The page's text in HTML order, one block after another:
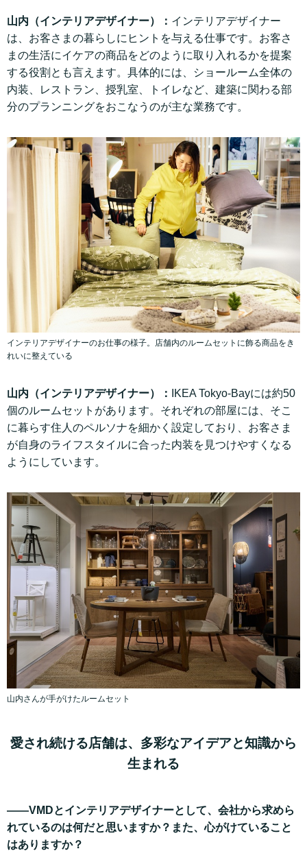
山内（インテリアデザイナー）： インテリアデザイナー
は、お客さまの暮らしにヒントを与える仕事です。お客さ
まの生活にイケアの商品をどのように取り入れるかを提案
する役割とも言えます。具体的には、ショールーム全体の
内装、レストラン、授乳室、トイレなど、建築に関わる部
分のプランニングをおこなうのが主な業務です。
インテリアデザイナーのお仕事の様子。店舗内のルームセットに飾る商品をき
れいに整えている
山内（インテリアデザイナー）：
IKEA Tokyo-Bayには約50
個のルームセットがあります。それぞれの部屋には、そこ
に暮らす住人のペルソナを細かく設定しており、お客さま
が自身のライフスタイルに合った内装を見つけやすくなる
ようにしています。
山内さんが手がけたルームセット
愛され続ける店舗は、多彩なアイデアと知識から
生まれる
——VMDとインテリアデザイナーとして、会社から求めら
れているのは何だと思いますか？また、心がけていること
はありますか？